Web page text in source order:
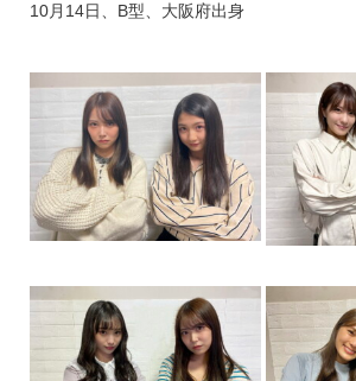
10月14日、B型、大阪府出身